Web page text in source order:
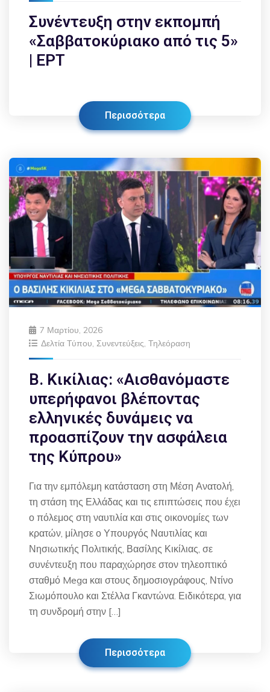
Συνέντευξη στην εκπομπή
«Σαββατοκύριακο από τις 5»
| ΕΡΤ
Περισσότερα
7 Μαρτίου, 2026
Δελτία Τύπου, Συνεντεύξεις, Τηλεόραση
Β. Κικίλιας: «Αισθανόμαστε
υπερήφανοι βλέποντας
ελληνικές δυνάμεις να
προασπίζουν την ασφάλεια
της Κύπρου»
Για την εμπόλεμη κατάσταση στη Μέση Ανατολή,
τη στάση της Ελλάδας και τις επιπτώσεις που έχει
ο πόλεμος στη ναυτιλία και στις οικονομίες των
κρατών, μίλησε ο Υπουργός Ναυτιλίας και
Νησιωτικής Πολιτικής, Βασίλης Κικίλιας, σε
συνέντευξη που παραχώρησε στον τηλεοπτικό
σταθμό Mega και στους δημοσιογράφους, Ντίνο
Σιωμόπουλο και Στέλλα Γκαντώνα. Ειδικότερα, για
τη συνδρομή στην […]
Περισσότερα